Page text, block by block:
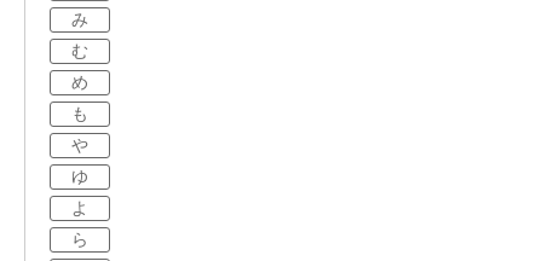
み
む
め
も
や
ゆ
よ
ら